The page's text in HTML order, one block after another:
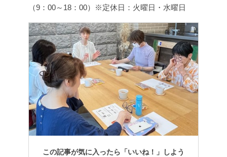
（9：00～18：00）※定休日：火曜日・水曜日
この記事が気に入ったら「いいね！」しよう